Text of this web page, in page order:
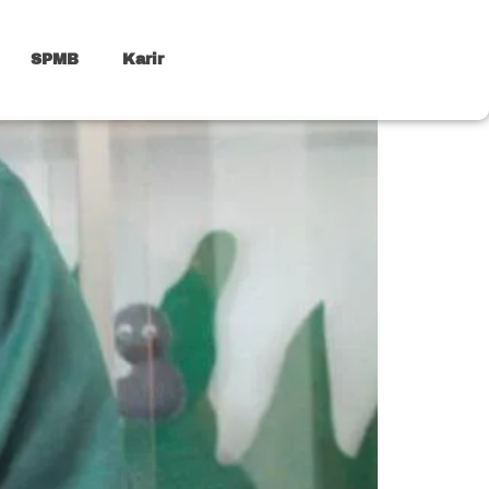
SPMB Karir